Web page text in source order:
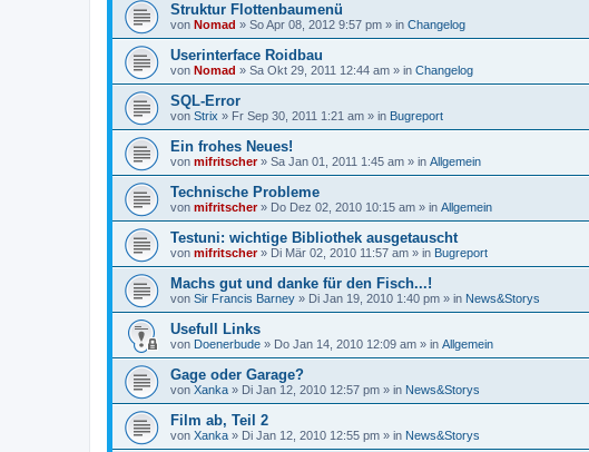
Struktur Flottenbaumenü
von Nomad » So Apr 08, 2012 9:57 pm » in Changelog
Userinterface Roidbau
von Nomad » Sa Okt 29, 2011 12:44 am » in Changelog
SQL-Error
von Strix » Fr Sep 30, 2011 1:21 am » in Bugreport
Ein frohes Neues!
von mifritscher» Sa Jan 01, 2011 1:45 am » in Allgemein
Technische Probleme
von mifritscher» Do Dez 02, 2010 10:15 am » in Allgemein
Testuni: wichtige Bibliothek ausgetauscht
von mifritscher» Di Mär 02, 2010 11:57 am » in Bugreport
Machs gut und danke für den Fisch...!
von Sir Francis Barney » Di Jan 19, 2010 1:40 pm » in News&Storys
Usefull Links
von Doenerbude » Do Jan 14, 2010 12:09 am » in Allgemein
Gage oder Garage?
von Xanka » Di Jan 12, 2010 12:57 pm » in News&Storys
Film ab, Teil 2
von Xanka » Di Jan 12, 2010 12:55 pm » in News&Storys